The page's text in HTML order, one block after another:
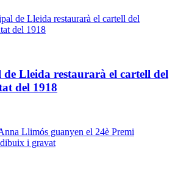
Lleida restaurarà el cartell del
del 1918